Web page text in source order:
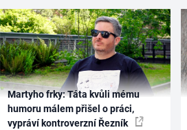
Martyho frky: Táta kvůli mému
humoru málem přišel o práci,
vypráví kontroverzní Řezník